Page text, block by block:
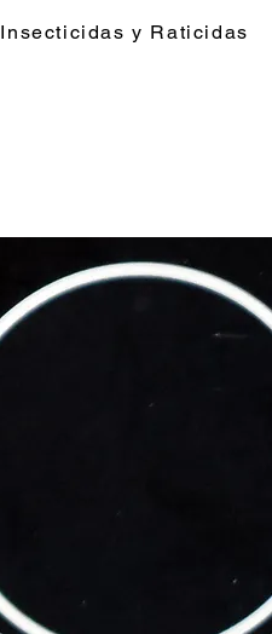
Insecticidas y Raticidas